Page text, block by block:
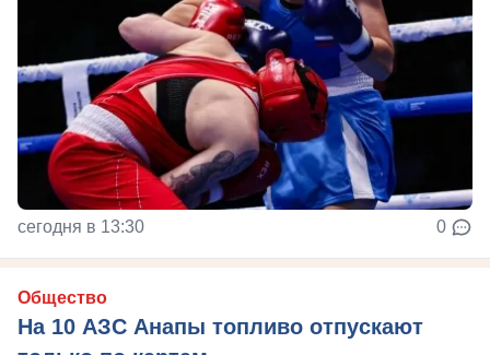
сегодня в 13:30 0
Общество
На 10 АЗС Анапы топливо отпускают